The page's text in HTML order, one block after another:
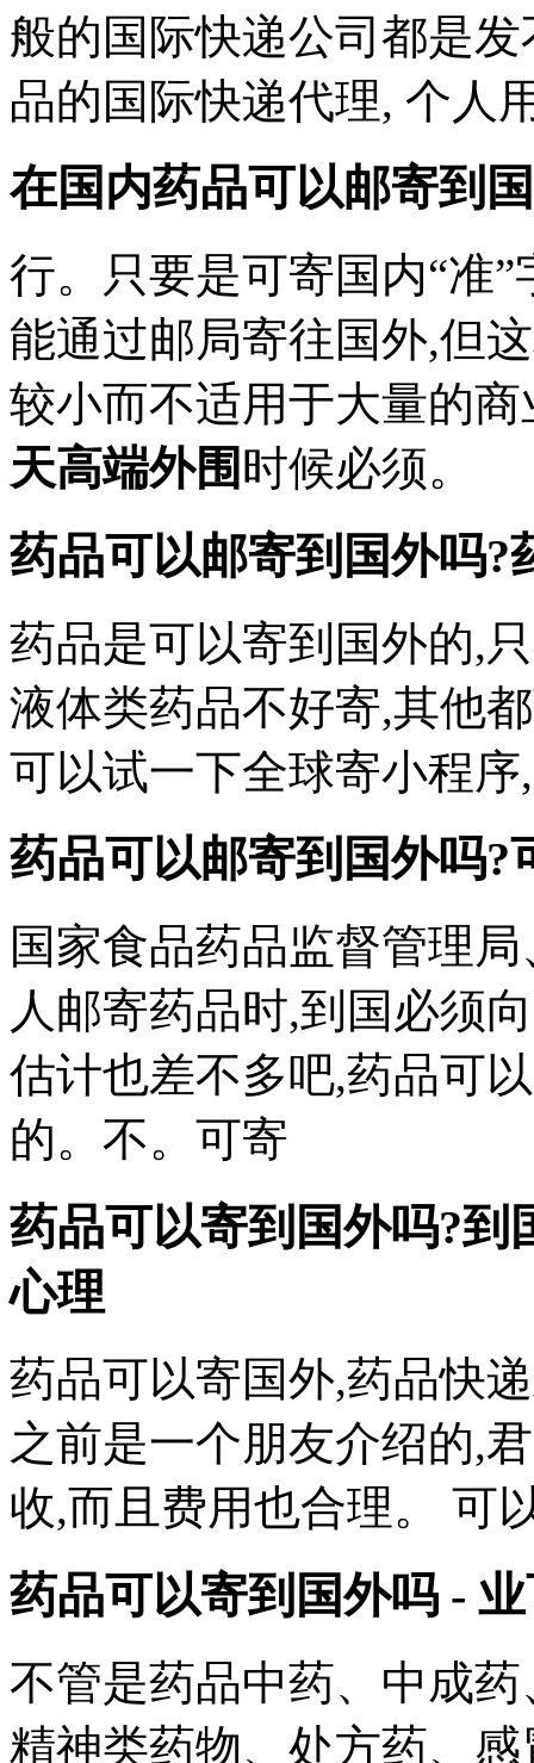
般的国际快递公司都是
品的国际快递代理, 个人
在国内药品可以邮寄到
行。只要是可寄国内“准
能通过邮局寄往国外,但
较小而不适用于大量的
天高端外围 时候必须。
药品可以邮寄到国外吗?
药品是可以寄到国外的,
液体类药品不好寄,其他
可以试一下全球寄小程
药品可以邮寄到国外吗?
国家食品药品监督管理
人邮寄药品时,到国必须
估计也差不多吧,药品可
的。不。可寄
药品可以寄到国外吗?到
心理
药品可以寄国外,药品快
之前是一个朋友介绍的,
收,而且费用也合理。 可
药品可以寄到国外吗 -
不管是药品中药、中成
精神类药物、处方药、